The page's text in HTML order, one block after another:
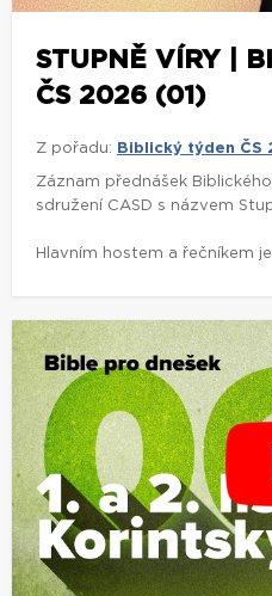
STUPNĚ VÍRY |
ČS 2026 (01)
Z pořadu: Biblický týden ČS
Záznam přednášek
sdružení CASD s názvem
Hlavním hostem a řečníkem je